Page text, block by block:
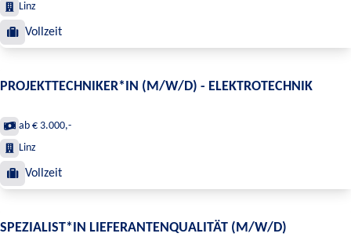
Linz
Vollzeit
PROJEKTTECHNIKER*IN (M/W/D) - ELEKTROTECHNIK
ab € 3.000,-
Linz
Vollzeit
SPEZIALIST*IN LIEFERANTENQUALITÄT (M/W/D)